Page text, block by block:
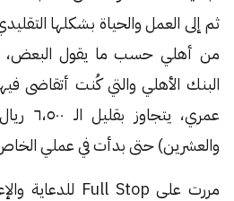
ثم إلى العمل والحياة بشكلها
من أهلي حسب ما يقول البعض،
البنك الأهلي والتي كُنت أتقاضى
عمري،
والعشرين) حتى بدأت في عملي